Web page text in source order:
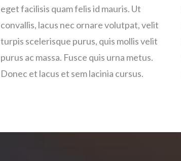
eget facilisis quam felis id mauris. Ut
convallis, lacus nec ornare volutpat, velit
turpis scelerisque purus, quis mollis velit
purus ac massa. Fusce quis urna metus.
Donec et lacus et sem lacinia cursus.